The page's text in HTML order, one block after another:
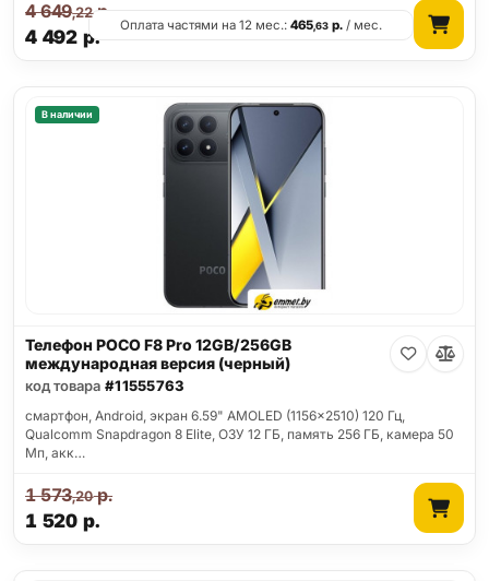
4 492 р.
4 649,22р.
Оплата частями на 12 мес.:465,63 р. / мес.
В наличии
Телефон POCO F8 Pro 12GB/256GB
международная версия (черный)
код товара #11555763
смартфон, Android, экран 6.59" AMOLED (1156x2510) 120 Гц,
Qualcomm Snapdragon 8 Elite, ОЗУ 12 ГБ, память 256 ГБ, камера 50
Мп, акк…
1 520 р.
1 573,20р.